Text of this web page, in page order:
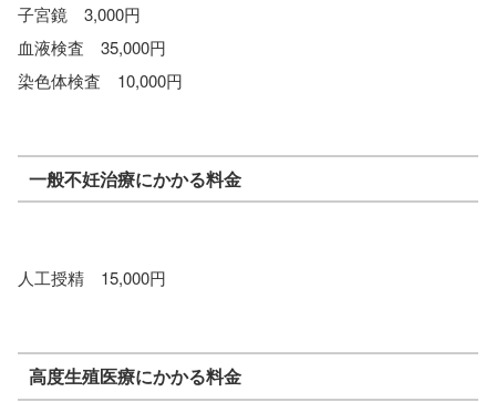
子宮鏡 3,000円
血液検査 35,000円
染色体検査 10,000円
一般不妊治療にかかる料金
人工授精 15,000円
高度生殖医療にかかる料金